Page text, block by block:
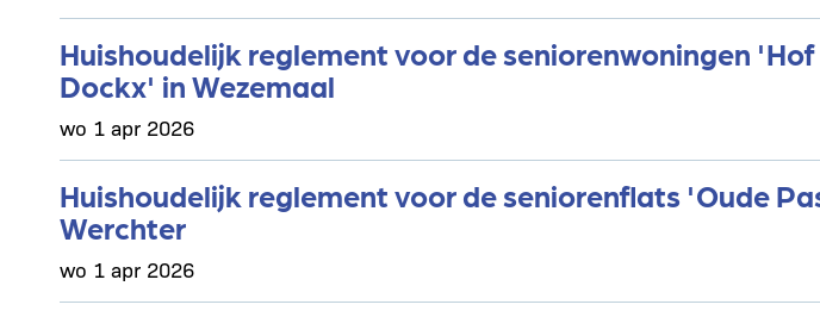
Huishoudelijk reglement voor de seniorenwoningen
Dockx' in Wezemaal
wo 1 apr 2026
Huishoudelijk reglement voor de seniorenflats 'Oude
Werchter
wo 1 apr 2026